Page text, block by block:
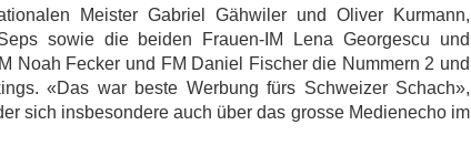
Meister Gabriel Gähwiler und Oliver Kurmann,
sowie die beiden Frauen-IM Lena Georgescu und
Noah Fecker und FM Daniel Fischer die Nummern 2 und
«Das war beste Werbung fürs Schweizer Schach»,
sich insbesondere auch über das grosse Medienecho im